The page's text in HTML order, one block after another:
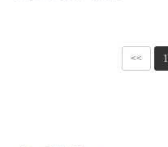
<< 1